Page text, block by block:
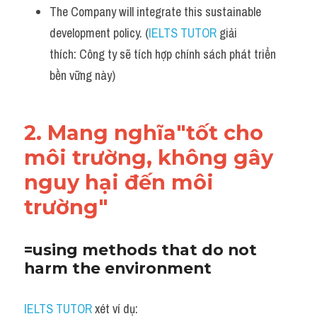
The Company will integrate this sustainable
development policy. (IELTS TUTOR giải
thích: Công ty sẽ tích hợp chính sách phát triển
bền vững này)
2. Mang nghĩa"tốt cho
môi trường, không gây
nguy hại đến môi
trường"
=using methods that do not
harm the environment
IELTS TUTOR xét ví dụ: